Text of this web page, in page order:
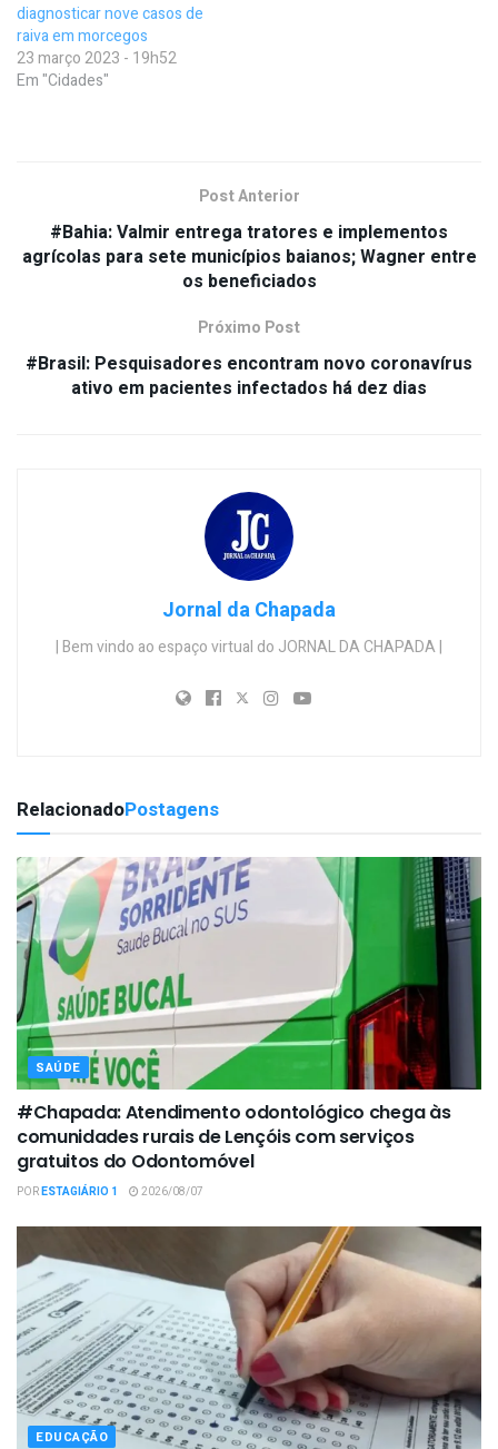
diagnosticar nove casos de
raiva em morcegos
23 março 2023 - 19h52
Em "Cidades"
Post Anterior
#Bahia: Valmir entrega tratores e implementos
agrícolas para sete municípios baianos; Wagner entre
os beneficiados
Próximo Post
#Brasil: Pesquisadores encontram novo coronavírus
ativo em pacientes infectados há dez dias
Jornal da Chapada
| Bem vindo ao espaço virtual do JORNAL DA CHAPADA |
RelacionadoPostagens
SAÚDE
#Chapada: Atendimento odontológico chega às
comunidades rurais de Lençóis com serviços
gratuitos do Odontomóvel
PORESTAGIÁRIO 1 2026/08/07
EDUCAÇÃO